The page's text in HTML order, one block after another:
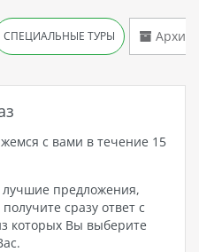
с вами в течение 15
предложения,
сразу ответ с
которых Вы выберите
СПЕЦИАЛЬНЫЕ ТУРЫ Архив